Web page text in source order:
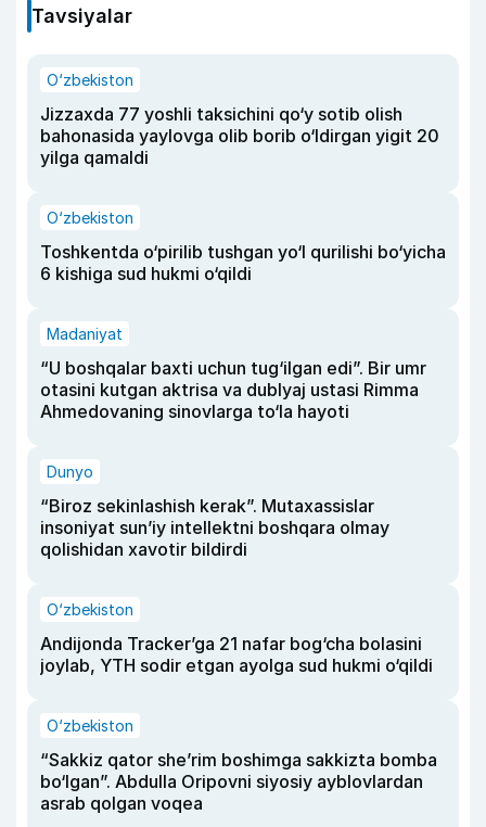
Tavsiyalar
O‘zbekiston
Jizzaxda 77 yoshli taksichini qo‘y sotib olish
bahonasida yaylovga olib borib o‘ldirgan yigit 20
yilga qamaldi
O‘zbekiston
Toshkentda o‘pirilib tushgan yo‘l qurilishi bo‘yicha
6 kishiga sud hukmi o‘qildi
Madaniyat
“U boshqalar baxti uchun tug‘ilgan edi”. Bir umr
otasini kutgan aktrisa va dublyaj ustasi Rimma
Ahmedovaning sinovlarga to‘la hayoti
Dunyo
“Biroz sekinlashish kerak”. Mutaxassislar
insoniyat sun’iy intellektni boshqara olmay
qolishidan xavotir bildirdi
O‘zbekiston
Andijonda Tracker’ga 21 nafar bog‘cha bolasini
joylab, YTH sodir etgan ayolga sud hukmi o‘qildi
O‘zbekiston
“Sakkiz qator she’rim boshimga sakkizta bomba
bo‘lgan”. Abdulla Oripovni siyosiy ayblovlardan
asrab qolgan voqea